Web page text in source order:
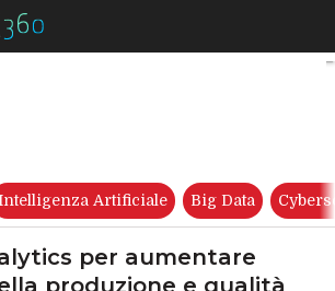
Big data analytics per
Artificiale Big Data
per aumentare
produzione e qualità